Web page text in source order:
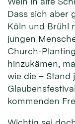
Dass sich aber
Köln und Brühl
jungen
Church-
hinzukämen,
wie die – Stand
kommenden